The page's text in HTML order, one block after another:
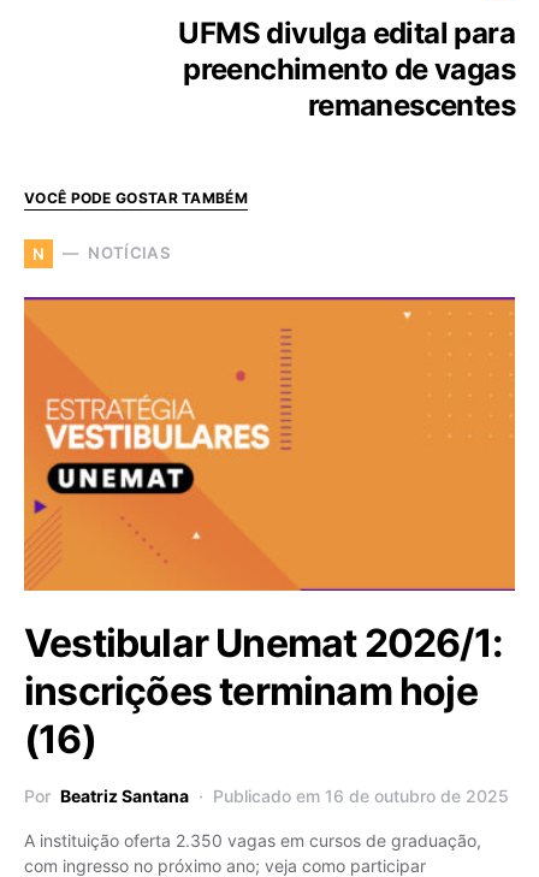
UFMS divulga edital para
preenchimento de vagas
remanescentes
VOCÊ PODE GOSTAR TAMBÉM
N NOTÍCIAS
Vestibular Unemat 2026/1:
inscrições terminam hoje
(16)
Por Beatriz Santana Publicado em 16 de outubro de 2025
A instituição oferta 2.350 vagas em cursos de graduação,
com ingresso no próximo ano; veja como participar